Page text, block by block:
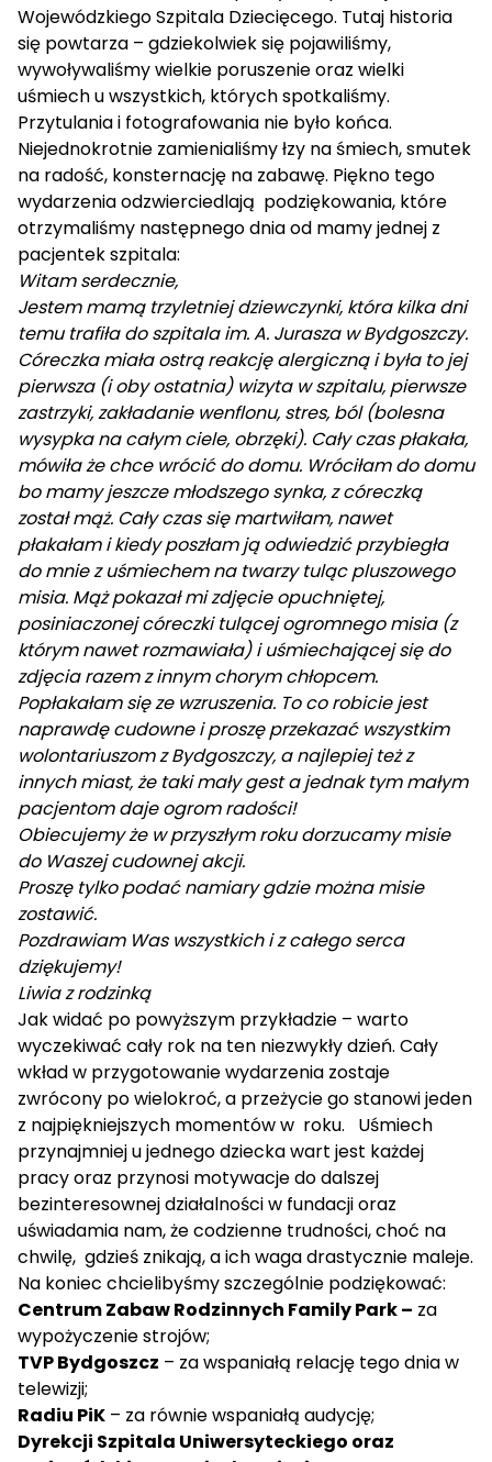
Wojewódzkiego Szpitala Dziecięcego. Tutaj historia
się powtarza – gdziekolwiek się pojawiliśmy,
wywoływaliśmy wielkie poruszenie oraz wielki
uśmiech u wszystkich, których spotkaliśmy.
Przytulania i fotografowania nie było końca.
Niejednokrotnie zamienialiśmy łzy na śmiech, smutek
na radość, konsternację na zabawę. Piękno tego
wydarzenia odzwierciedlają podziękowania, które
otrzymaliśmy następnego dnia od mamy jednej z
pacjentek szpitala:
Witam serdecznie,
Jestem mamą trzyletniej dziewczynki, która kilka dni
temu trafiła do szpitala im. A. Jurasza w Bydgoszczy.
Córeczka miała ostrą reakcję alergiczną i była to jej
pierwsza (i oby ostatnia) wizyta w szpitalu, pierwsze
zastrzyki, zakładanie wenflonu, stres, ból (bolesna
wysypka na całym ciele, obrzęki). Cały czas płakała,
mówiła że chce wrócić do domu. Wróciłam do domu
bo mamy jeszcze młodszego synka, z córeczką
został mąż. Cały czas się martwiłam, nawet
płakałam i kiedy poszłam ją odwiedzić przybiegła
do mnie z uśmiechem na twarzy tuląc pluszowego
misia. Mąż pokazał mi zdjęcie opuchniętej,
posiniaczonej córeczki tulącej ogromnego misia (z
którym nawet rozmawiała) i uśmiechającej się do
zdjęcia razem z innym chorym chłopcem.
Popłakałam się ze wzruszenia. To co robicie jest
naprawdę cudowne i proszę przekazać wszystkim
wolontariuszom z Bydgoszczy, a najlepiej też z
innych miast, że taki mały gest a jednak tym małym
pacjentom daje ogrom radości!
Obiecujemy że w przyszłym roku dorzucamy misie
do Waszej cudownej akcji.
Proszę tylko podać namiary gdzie można misie
zostawić.
Pozdrawiam Was wszystkich i z całego serca
dziękujemy!
Liwia z rodzinką
Jak widać po powyższym przykładzie – warto
wyczekiwać cały rok na ten niezwykły dzień. Cały
wkład w przygotowanie wydarzenia zostaje
zwrócony po wielokroć, a przeżycie go stanowi jeden
z najpiękniejszych momentów w roku. Uśmiech
przynajmniej u jednego dziecka wart jest każdej
pracy oraz przynosi motywacje do dalszej
bezinteresownej działalności w fundacji oraz
uświadamia nam, że codzienne trudności, choć na
chwilę, gdzieś znikają, a ich waga drastycznie maleje.
Na koniec chcielibyśmy szczególnie podziękować:
Centrum Zabaw Rodzinnych Family Park – za
wypożyczenie strojów;
TVP Bydgoszcz – za wspaniałą relację tego dnia w
telewizji;
Radiu PiK – za równie wspaniałą audycję;
Dyrekcji Szpitala Uniwersyteckiego oraz